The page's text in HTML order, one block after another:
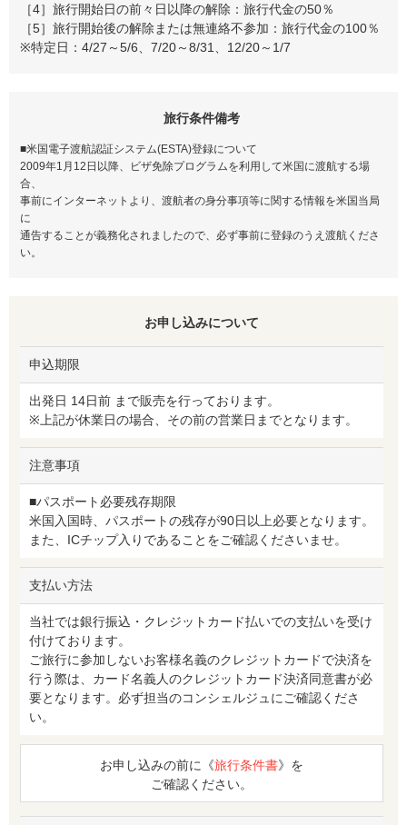
［4］旅行開始日の前々日以降の解除：旅行代金の50％
［5］旅行開始後の解除または無連絡不参加：旅行代金の100％
※特定日：4/27～5/6、7/20～8/31、12/20～1/7
旅行条件備考
■米国電子渡航認証システム(ESTA)登録について
2009年1月12日以降、ビザ免除プログラムを利用して米国に渡航する場
合、
事前にインターネットより、渡航者の身分事項等に関する情報を米国当局
に
通告することが義務化されましたので、必ず事前に登録のうえ渡航くださ
い。
お申し込みについて
申込期限
出発日 14日前 まで販売を行っております。
※上記が休業日の場合、その前の営業日までとなります。
注意事項
■パスポート必要残存期限
米国入国時、パスポートの残存が90日以上必要となります。
また、ICチップ入りであることをご確認くださいませ。
支払い方法
当社では銀行振込・クレジットカード払いでの支払いを受け
付けております。
ご旅行に参加しないお客様名義のクレジットカードで決済を
行う際は、カード名義人のクレジットカード決済同意書が必
要となります。必ず担当のコンシェルジュにご確認くださ
い。
お申し込みの前に《旅行条件書》を
ご確認ください。